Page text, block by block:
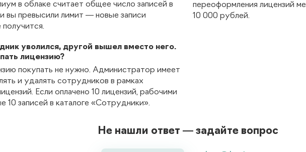
в облаке считает общее число записей в
вы превысили лимит — новые записи
получится.
уволился, другой вышел вместо него.
лицензию?
покупать не нужно. Администратор имеет
и удалять сотрудников в рамках
Если оплачено 10 лицензий, рабочими
10 записей в каталоге «Сотрудники».
переоформления лицензий
10 000 рублей.
Не нашли ответ — задайте вопрос